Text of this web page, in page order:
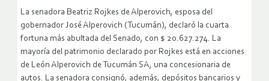
La senadora Beatriz Rojkes de Alperovich, esposa del
gobernador José Alperovich (Tucumán), declaró la cuarta
fortuna más abultada del Senado, con $ 20.627.274. La
mayoría del patrimonio declarado por Rojkes está en acciones
de León Alperovich de Tucumán SA, una concesionaria de
autos. La senadora consignó, además, depósitos bancarios y